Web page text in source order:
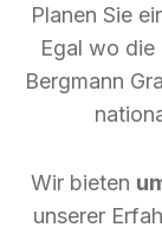
Planen Sie
Egal wo
Bergmann
Wir bieten
unserer